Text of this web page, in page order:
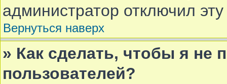
администратор отключил
Вернуться наверх
» Как сделать, чтобы я не
пользователей?